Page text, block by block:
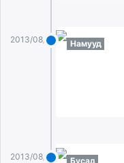
2013/08/01 Намууд
2013/08/01 Бусад